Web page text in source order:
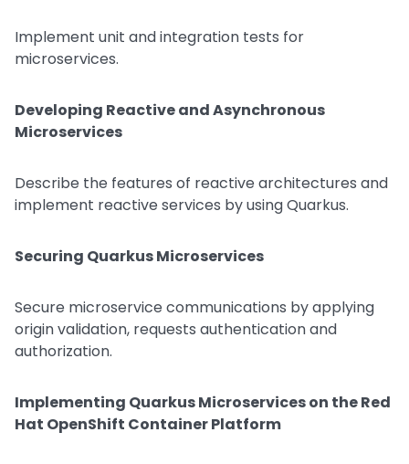
Implement unit and integration tests for
microservices.
Developing Reactive and Asynchronous
Microservices
Describe the features of reactive architectures and
implement reactive services by using Quarkus.
Securing Quarkus Microservices
Secure microservice communications by applying
origin validation, requests authentication and
authorization.
Implementing Quarkus Microservices on the Red
Hat OpenShift Container Platform